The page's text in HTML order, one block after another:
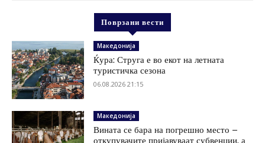
Поврзани вести
Македонија
Ќура: Струга е во екот на летната
туристичка сезона
06.08.2026 21:15
Македонија
Вината се бара на погрешно место –
откупувачите пријавуваат субвенции, а